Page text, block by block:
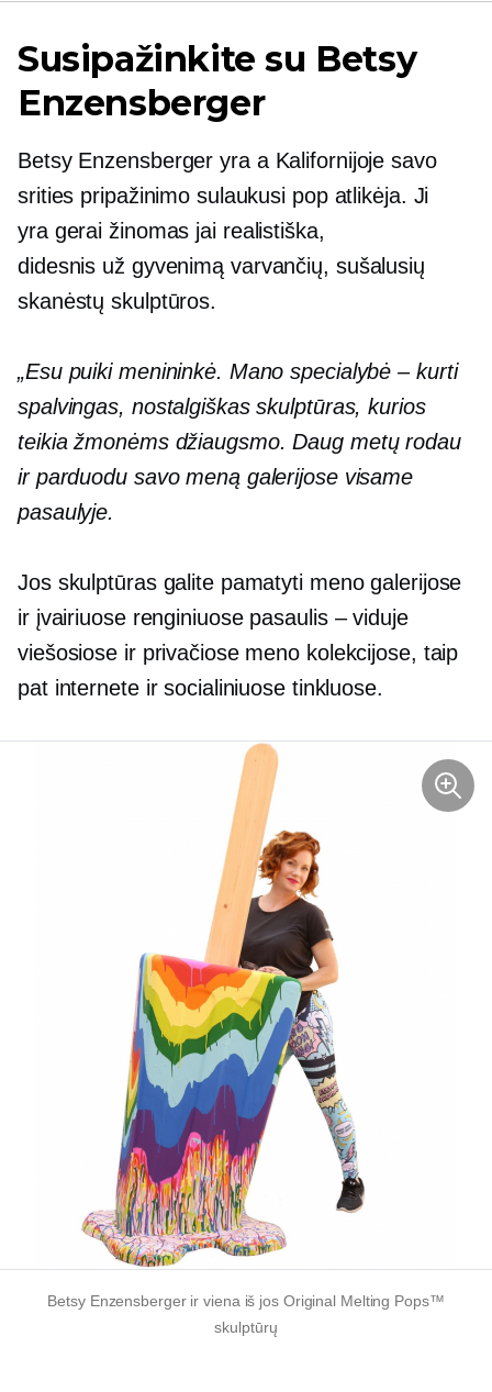
Susipažinkite su Betsy
Enzensberger
Betsy Enzensberger yra a Kalifornijoje savo
srities pripažinimo sulaukusi pop atlikėja. Ji
yra gerai žinomas jai realistiška,
didesnis už gyvenimą varvančių, sušalusių
skanėstų skulptūros.
„Esu puiki menininkė. Mano specialybė – kurti
spalvingas, nostalgiškas skulptūras, kurios
teikia žmonėms džiaugsmo. Daug metų rodau
ir parduodu savo meną galerijose visame
pasaulyje.
Jos skulptūras galite pamatyti meno galerijose
ir įvairiuose renginiuose pasaulis – viduje
viešosiose ir privačiose meno kolekcijose, taip
pat internete ir socialiniuose tinkluose.
Betsy Enzensberger ir viena iš jos Original Melting Pops™
skulptūrų